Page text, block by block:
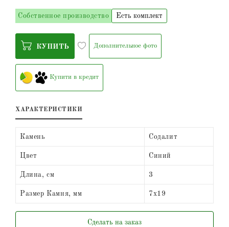
Собственное производство Есть комплект
КУПИТЬ Дополнительное фото
Купити в кредит
ХАРАКТЕРИСТИКИ
Камень Содалит
Цвет Синий
Длина, см 3
Размер Камня, мм 7х19
Сделать на заказ